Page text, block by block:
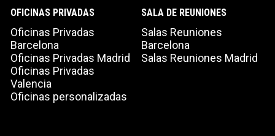
OFICINAS PRIVADAS
Oficinas Privadas
Barcelona
Oficinas Privadas Madrid
Oficinas Privadas
Valencia
Oficinas personalizadas
SALA DE REUNIONES
Salas Reuniones
Barcelona
Salas Reuniones Madrid